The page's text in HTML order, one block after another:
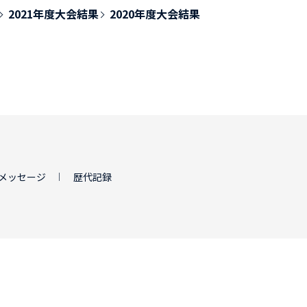
2021年度大会結果 2020年度大会結果
ッセージ 歴代記録